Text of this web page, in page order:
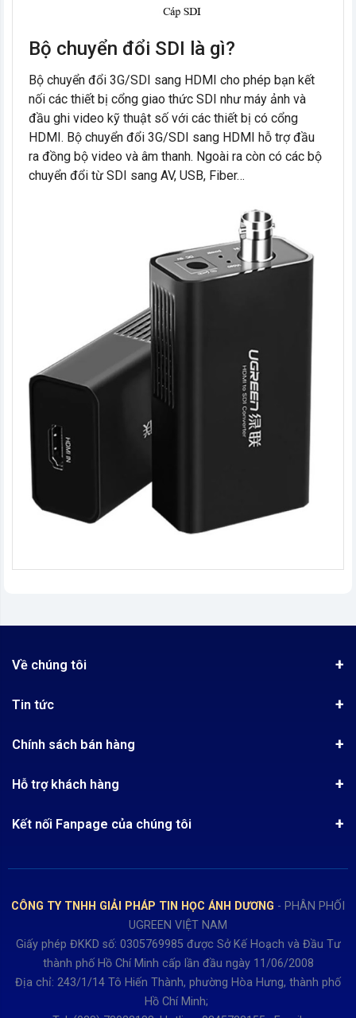
Bộ chuyển đổi SDI là gì?
Bộ chuyển đổi 3G/SDI sang HDMI cho phép bạn kết
nối các thiết bị cổng giao thức SDI như máy ảnh và
đầu ghi video kỹ thuật số với các thiết bị có cổng
HDMI. Bộ chuyển đổi 3G/SDI sang HDMI hỗ trợ đầu
ra đồng bộ video và âm thanh. Ngoài ra còn có các bộ
chuyển đổi từ SDI sang AV, USB, Fiber…
Về chúng tôi
Quy chế hoạt động
Tra cứu đơn hàng
Tin tức
Công nghệ - Sản phẩm mới
Review sản phẩm
Chính sách bán hàng
Chính sách Hủy, Đổi, Trả hàng
Hướng dẫn đăng ký tài khoản
Hỗ trợ khách hàng
Thời gian làm việc từ Thứ 2- Thứ 7
Buổi chiều từ 13h15 đến 17h30
Thứ 7 làm đến 15h30 chiều.
Kết nối Fanpage của chúng tôi
CÔNG TY TNHH GIẢI PHÁP TIN HỌC ÁNH DƯƠNG - PHÂN PHỐI
UGREEN VIỆT NAM
Giấy phép ĐKKD số: 0305769985 được Sở Kế Hoạch và Đầu Tư
thành phố Hồ Chí Minh cấp lần đầu ngày 11/06/2008
Địa chỉ: 243/1/14 Tô Hiến Thành, phường Hòa Hưng, thành phố
Hồ Chí Minh;